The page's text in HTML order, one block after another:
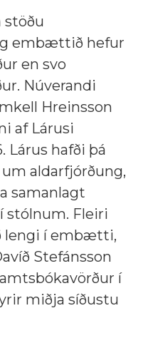
stöðu
embættið hefur
en svo
Núverandi
Hreinsson
af Lárusi
Lárus hafði þá
aldarfjórðung,
samanlagt
stólnum. Fleiri
lengi í embætti,
Stefánsson
í
miðja síðustu